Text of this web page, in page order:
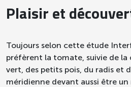
Plaisir et
Toujours selon cette étude
préfèrent la tomate, suivie de
vert, des petits pois, du radis et
méridienne devant aussi être